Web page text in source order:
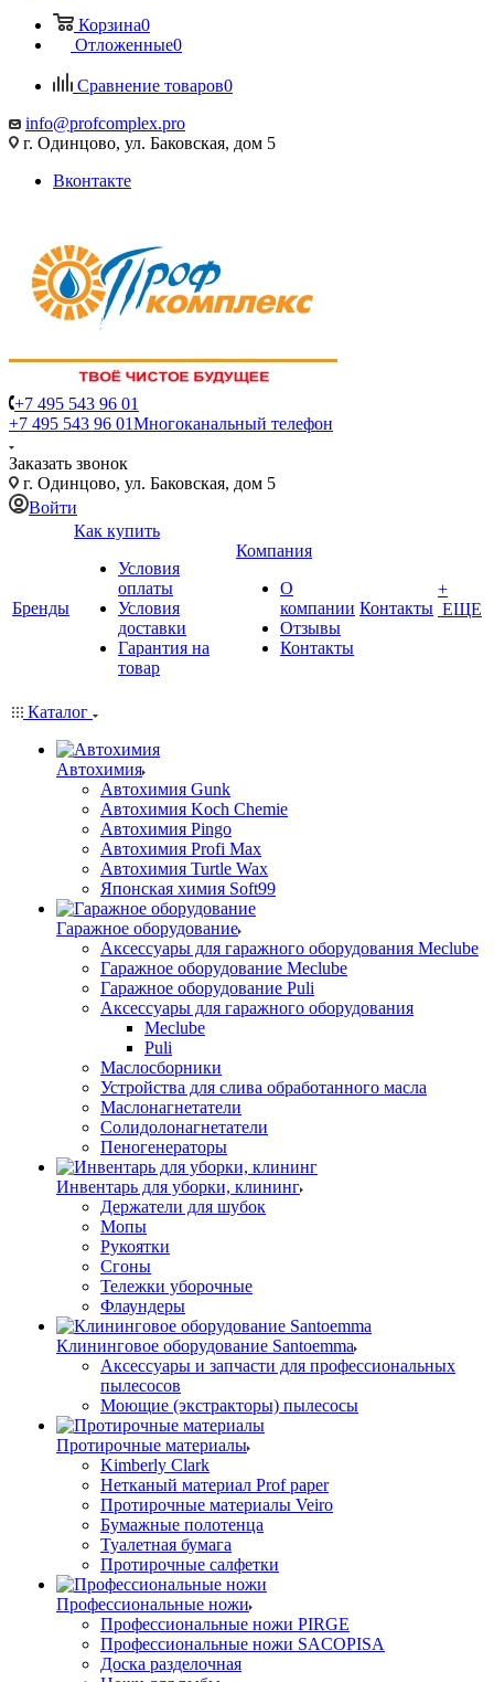
Корзина0
Отложенные0
Сравнение товаров0
info@profcomplex.pro
г. Одинцово, ул. Баковская, дом 5
Вконтакте
+7 495 543 96 01
+7 495 543 96 01Многоканальный телефон
Заказать звонок
г. Одинцово, ул. Баковская, дом 5
Войти
Бренды
Как купить
Условия
оплаты
Условия
доставки
Гарантия на
товар
Компания
О
компании
Отзывы
Контакты
Контакты
+
ЕЩЕ
Каталог
Автохимия
Автохимия Gunk
Автохимия Koch Chemie
Автохимия Pingo
Автохимия Profi Max
Автохимия Turtle Wax
Японская химия Soft99
Гаражное оборудование
Аксессуары для гаражного оборудования Meclube
Гаражное оборудование Meclube
Гаражное оборудование Puli
Аксессуары для гаражного оборудования
Meclube
Puli
Маслосборники
Устройства для слива обработанного масла
Маслонагнетатели
Солидолонагнетатели
Пеногенераторы
Инвентарь для уборки, клининг
Держатели для шубок
Мопы
Рукоятки
Сгоны
Тележки уборочные
Флаундеры
Клининговое оборудование Santoemma
Аксессуары и запчасти для профессиональных
пылесосов
Моющие (экстракторы) пылесосы
Протирочные материалы
Kimberly Clark
Нетканый материал Prof paper
Протирочные материалы Veiro
Бумажные полотенца
Туалетная бумага
Протирочные салфетки
Профессиональные ножи
Профессиональные ножи PIRGE
Профессиональные ножи SACOPISA
Доска разделочная